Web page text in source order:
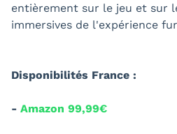
entièrement sur le jeu et sur
immersives de l'expérience
Disponibilités France :
- Amazon 99,99€